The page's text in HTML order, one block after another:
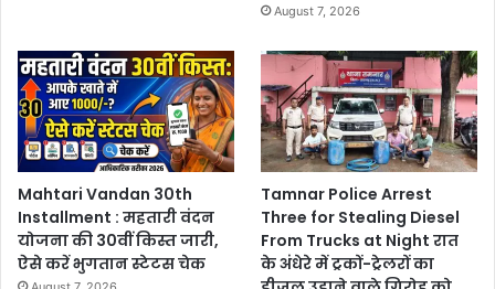
August 7, 2026
Mahtari Vandan 30th
Installment : महतारी वंदन
योजना की 30वीं किस्त जारी,
ऐसे करें भुगतान स्टेटस चेक
Tamnar Police Arrest
Three for Stealing Diesel
From Trucks at Night रात
के अंधेरे में ट्रकों-ट्रेलरों का